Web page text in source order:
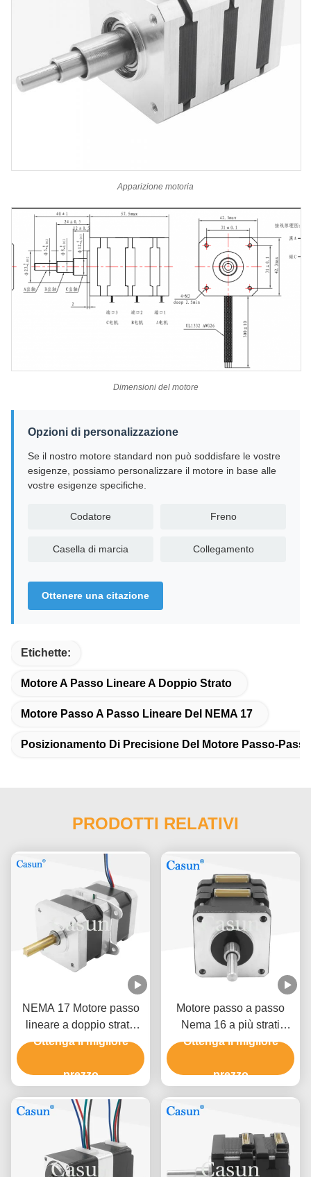
Apparizione motoria
Dimensioni del motore
Opzioni di personalizzazione
Se il nostro motore standard non può soddisfare le vostre
esigenze, possiamo personalizzare il motore in base alle
vostre esigenze specifiche.
Codatore Freno
Casella di marcia Collegamento
Ottenere una citazione
Etichette:
Motore A Passo Lineare A Doppio Strato
Motore Passo A Passo Lineare Del NEMA 17
Posizionamento Di Precisione Del Motore Passo-
PRODOTTI RELATIVI
NEMA 17 Motore passo
lineare a doppio strato
12V con posizionamento
Ottenga il migliore
prezzo
Motore passo a passo
Nema 16 a più strati
39*40mm 12V per
Certificazioni CE
Ottenga il migliore
prezzo